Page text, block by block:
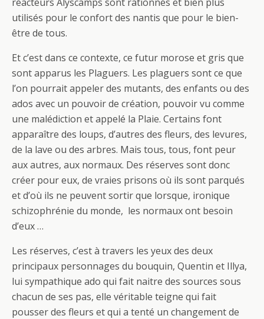
utilisés pour le confort des nantis que pour le bien-
être de tous.
Et c’est dans ce contexte, ce futur morose et gris que
sont apparus les Plaguers. Les plaguers sont ce que
l’on pourrait appeler des mutants, des enfants ou des
ados avec un pouvoir de création, pouvoir vu comme
une malédiction et appelé la Plaie. Certains font
apparaître des loups, d’autres des fleurs, des levures,
de la lave ou des arbres. Mais tous, tous, font peur
aux autres, aux normaux. Des réserves sont donc
créer pour eux, de vraies prisons où ils sont parqués
et d’où ils ne peuvent sortir que lorsque, ironique
schizophrénie du monde, les normaux ont besoin
d’eux …
Les réserves, c’est à travers les yeux des deux
principaux personnages du bouquin, Quentin et Illya,
lui sympathique ado qui fait naitre des sources sous
chacun de ses pas, elle véritable teigne qui fait
pousser des fleurs et qui a tenté un changement de